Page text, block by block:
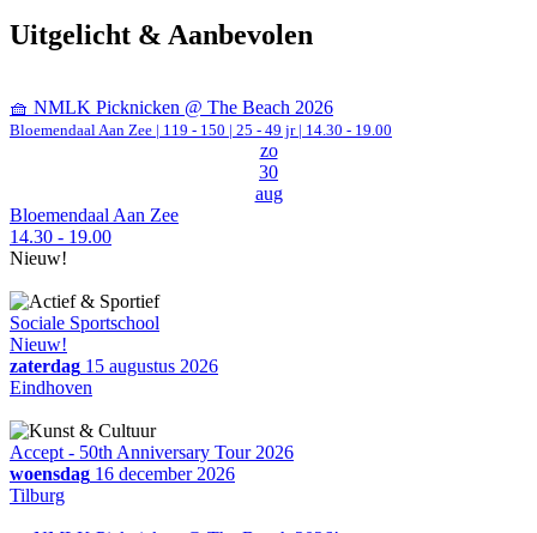
Uitgelicht & Aanbevolen
🧺 NMLK Picknicken @ The Beach 2026
Bloemendaal Aan Zee | 119 - 150 | 25 - 49 jr | 14.30 - 19.00
zo
30
aug
Bloemendaal Aan Zee
14.30 - 19.00
Nieuw!
Sociale Sportschool
Nieuw!
zaterdag 15 augustus 2026
Eindhoven
Accept - 50th Anniversary Tour 2026
woensdag 16 december 2026
Tilburg